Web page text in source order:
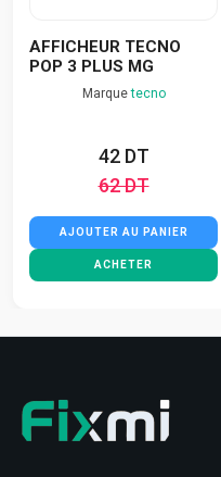
AFFICHEUR TECNO
POP 3 PLUS MG
Marquetecno
42 DT
62 DT
AJOUTER AU PANIER
ACHETER